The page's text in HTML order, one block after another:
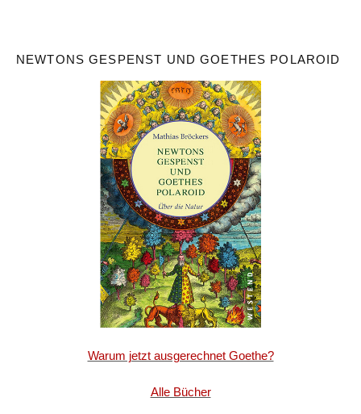
NEWTONS GESPENST UND GOETHES POLAROID
Warum jetzt ausgerechnet Goethe?
Alle Bücher